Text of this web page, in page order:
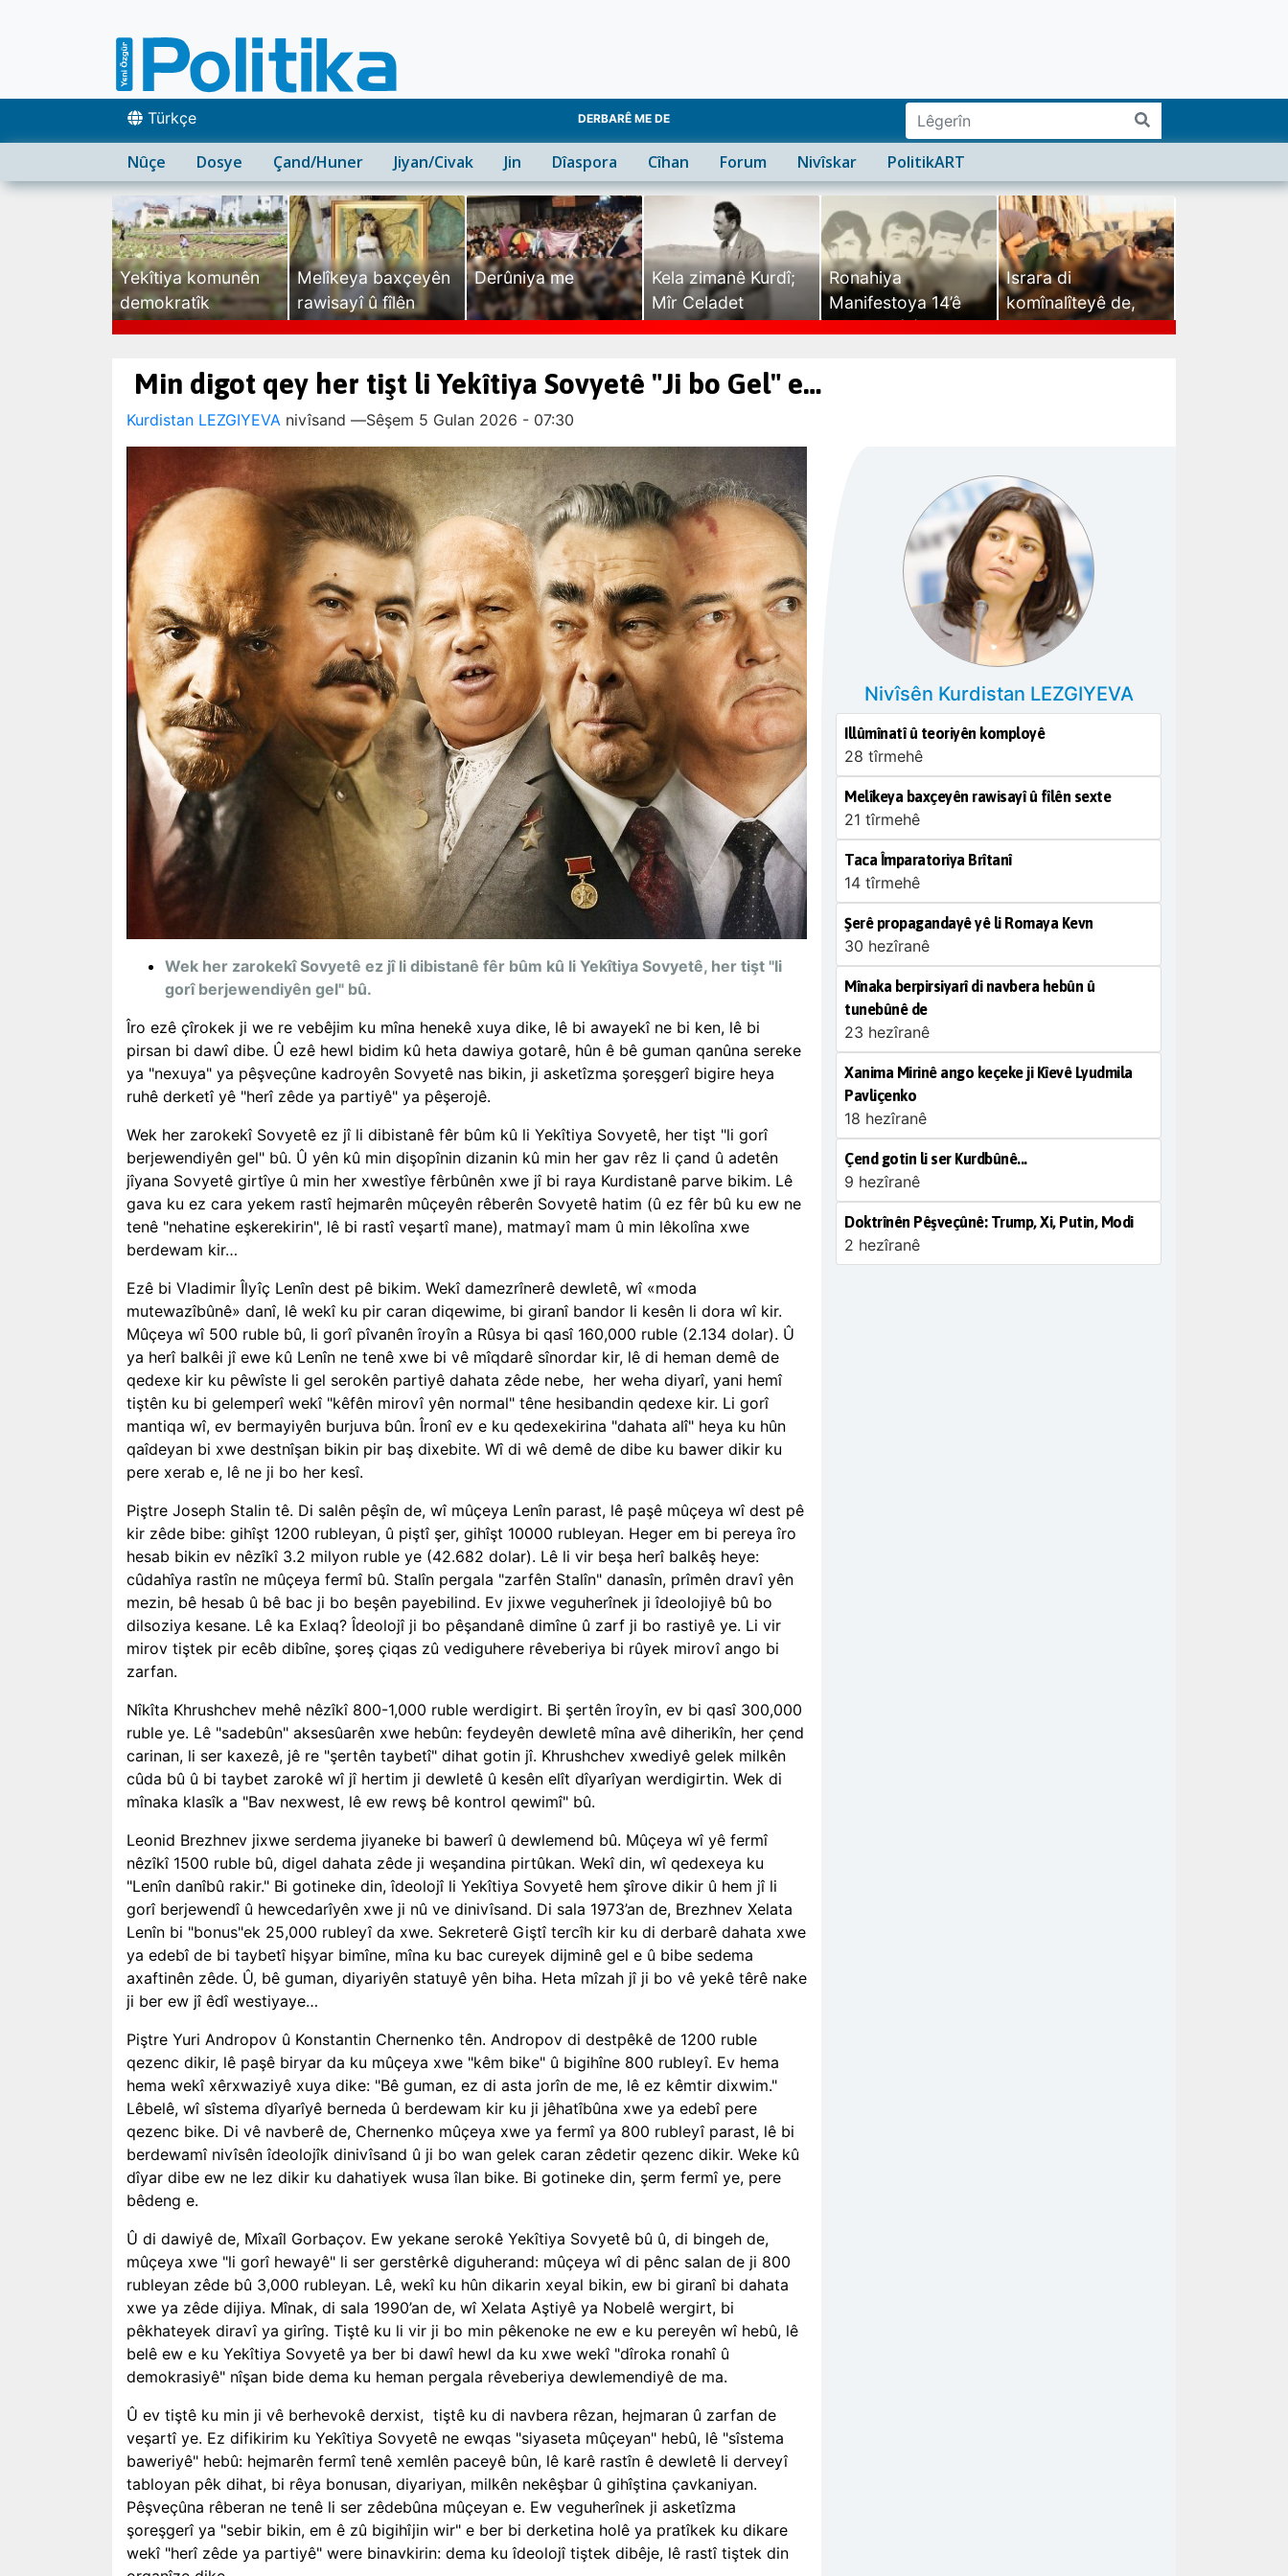
Türkçe DERBARÊ ME DE
Nûçe Dosye Çand/Huner Jiyan/Civak Jin Dîaspora Cîhan Forum Nivîskar PolitikART
Yekîtiya komunên
demokratîk
Melîkeya baxçeyên
rawisayî û fîlên
Derûniya me
Kela zimanê Kurdî;
Mîr Celadet
Ronahiya
Manifestoya 14’ê
Israra di
komînalîteyê de,
Min digot qey her tişt li Yekîtiya Sovyetê "Ji bo Gel" e…
Kurdistan LEZGIYEVA nivîsand —Sêşem 5 Gulan 2026 - 07:30
Wek her zarokekî Sovyetê ez jî li dibistanê fêr bûm kû li Yekîtiya Sovyetê, her tişt "li
gorî berjewendiyên gel" bû.
Îro ezê çîrokek ji we re vebêjim ku mîna henekê xuya dike, lê bi awayekî ne bi ken, lê bi
pirsan bi dawî dibe. Û ezê hewl bidim kû heta dawiya gotarê, hûn ê bê guman qanûna sereke
ya "nexuya" ya pêşveçûne kadroyên Sovyetê nas bikin, ji asketîzma şoreşgerî bigire heya
ruhê derketî yê "herî zêde ya partiyê" ya pêşerojê.
Wek her zarokekî Sovyetê ez jî li dibistanê fêr bûm kû li Yekîtiya Sovyetê, her tişt "li gorî
berjewendiyên gel" bû. Û yên kû min dişopînin dizanin kû min her gav rêz li çand û adetên
jîyana Sovyetê girtîye û min her xwestîye fêrbûnên xwe jî bi raya Kurdistanê parve bikim. Lê
gava ku ez cara yekem rastî hejmarên mûçeyên rêberên Sovyetê hatim (û ez fêr bû ku ew ne
tenê "nehatine eşkerekirin", lê bi rastî veşartî mane), matmayî mam û min lêkolîna xwe
berdewam kir…
Ezê bi Vladimir Îlyîç Lenîn dest pê bikim. Wekî damezrînerê dewletê, wî «moda
mutewazîbûnê» danî, lê wekî ku pir caran diqewime, bi giranî bandor li kesên li dora wî kir.
Mûçeya wî 500 ruble bû, li gorî pîvanên îroyîn a Rûsya bi qasî 160,000 ruble (2.134 dolar). Û
ya herî balkêi jî ewe kû Lenîn ne tenê xwe bi vê mîqdarê sînordar kir, lê di heman demê de
qedexe kir ku pêwîste li gel serokên partiyê dahata zêde nebe, her weha diyarî, yani hemî
tiştên ku bi gelemperî wekî "kêfên mirovî yên normal" têne hesibandin qedexe kir. Li gorî
mantiqa wî, ev bermayiyên burjuva bûn. Îronî ev e ku qedexekirina "dahata alî" heya ku hûn
qaîdeyan bi xwe destnîşan bikin pir baş dixebite. Wî di wê demê de dibe ku bawer dikir ku
pere xerab e, lê ne ji bo her kesî.
Piştre Joseph Stalin tê. Di salên pêşîn de, wî mûçeya Lenîn parast, lê paşê mûçeya wî dest pê
kir zêde bibe: gihîşt 1200 rubleyan, û piştî şer, gihîşt 10000 rubleyan. Heger em bi pereya îro
hesab bikin ev nêzîkî 3.2 milyon ruble ye (42.682 dolar). Lê li vir beşa herî balkêş heye:
cûdahîya rastîn ne mûçeya fermî bû. Stalîn pergala "zarfên Stalîn" danasîn, prîmên dravî yên
mezin, bê hesab û bê bac ji bo beşên payebilind. Ev jixwe veguherînek ji îdeolojiyê bû bo
dilsoziya kesane. Lê ka Exlaq? Îdeolojî ji bo pêşandanê dimîne û zarf ji bo rastiyê ye. Li vir
mirov tiştek pir ecêb dibîne, şoreş çiqas zû vediguhere rêveberiya bi rûyek mirovî ango bi
zarfan.
Nîkîta Khrushchev mehê nêzîkî 800-1,000 ruble werdigirt. Bi şertên îroyîn, ev bi qasî 300,000
ruble ye. Lê "sadebûn" aksesûarên xwe hebûn: feydeyên dewletê mîna avê diherikîn, her çend
carinan, li ser kaxezê, jê re "şertên taybetî" dihat gotin jî. Khrushchev xwediyê gelek milkên
cûda bû û bi taybet zarokê wî jî hertim ji dewletê û kesên elît dîyarîyan werdigirtin. Wek di
mînaka klasîk a "Bav nexwest, lê ew rewş bê kontrol qewimî" bû.
Leonid Brezhnev jixwe serdema jiyaneke bi bawerî û dewlemend bû. Mûçeya wî yê fermî
nêzîkî 1500 ruble bû, digel dahata zêde ji weşandina pirtûkan. Wekî din, wî qedexeya ku
"Lenîn danîbû rakir." Bi gotineke din, îdeolojî li Yekîtiya Sovyetê hem şîrove dikir û hem jî li
gorî berjewendî û hewcedarîyên xwe ji nû ve dinivîsand. Di sala 1973’an de, Brezhnev Xelata
Lenîn bi "bonus"ek 25,000 rubleyî da xwe. Sekreterê Giştî tercîh kir ku di derbarê dahata xwe
ya edebî de bi taybetî hişyar bimîne, mîna ku bac cureyek dijminê gel e û bibe sedema
axaftinên zêde. Û, bê guman, diyariyên statuyê yên biha. Heta mîzah jî ji bo vê yekê têrê nake
ji ber ew jî êdî westiyaye…
Piştre Yuri Andropov û Konstantin Chernenko tên. Andropov di destpêkê de 1200 ruble
qezenc dikir, lê paşê biryar da ku mûçeya xwe "kêm bike" û bigihîne 800 rubleyî. Ev hema
hema wekî xêrxwaziyê xuya dike: "Bê guman, ez di asta jorîn de me, lê ez kêmtir dixwim."
Lêbelê, wî sîstema dîyarîyê berneda û berdewam kir ku ji jêhatîbûna xwe ya edebî pere
qezenc bike. Di vê navberê de, Chernenko mûçeya xwe ya fermî ya 800 rubleyî parast, lê bi
berdewamî nivîsên îdeolojîk dinivîsand û ji bo wan gelek caran zêdetir qezenc dikir. Weke kû
dîyar dibe ew ne lez dikir ku dahatiyek wusa îlan bike. Bi gotineke din, şerm fermî ye, pere
bêdeng e.
Û di dawiyê de, Mîxaîl Gorbaçov. Ew yekane serokê Yekîtiya Sovyetê bû û, di bingeh de,
mûçeya xwe "li gorî hewayê" li ser gerstêrkê diguherand: mûçeya wî di pênc salan de ji 800
rubleyan zêde bû 3,000 rubleyan. Lê, wekî ku hûn dikarin xeyal bikin, ew bi giranî bi dahata
xwe ya zêde dijiya. Mînak, di sala 1990’an de, wî Xelata Aştiyê ya Nobelê wergirt, bi
pêkhateyek diravî ya girîng. Tiştê ku li vir ji bo min pêkenoke ne ew e ku pereyên wî hebû, lê
belê ew e ku Yekîtiya Sovyetê ya ber bi dawî hewl da ku xwe wekî "dîroka ronahî û
demokrasiyê" nîşan bide dema ku heman pergala rêveberiya dewlemendiyê de ma.
Û ev tiştê ku min ji vê berhevokê derxist, tiştê ku di navbera rêzan, hejmaran û zarfan de
veşartî ye. Ez difikirim ku Yekîtiya Sovyetê ne ewqas "siyaseta mûçeyan" hebû, lê "sîstema
baweriyê" hebû: hejmarên fermî tenê xemlên paceyê bûn, lê karê rastîn ê dewletê li derveyî
tabloyan pêk dihat, bi rêya bonusan, diyariyan, milkên nekêşbar û gihîştina çavkaniyan.
Pêşveçûna rêberan ne tenê li ser zêdebûna mûçeyan e. Ew veguherînek ji asketîzma
şoreşgerî ya "sebir bikin, em ê zû bigihîjin wir" e ber bi derketina holê ya pratîkek ku dikare
wekî "herî zêde ya partiyê" were binavkirin: dema ku îdeolojî tiştek dibêje, lê rastî tiştek din
Nivîsên Kurdistan LEZGIYEVA
Illûmînatî û teoriyên komployê
28 tîrmehê
Melîkeya baxçeyên rawisayî û fîlên sexte
21 tîrmehê
Taca Împaratoriya Brîtanî
14 tîrmehê
Şerê propagandayê yê li Romaya Kevn
30 hezîranê
Mînaka berpirsiyarî di navbera hebûn û
tunebûnê de
23 hezîranê
Xanima Mirinê ango keçeke ji Kîevê Lyudmila
Pavliçenko
18 hezîranê
Çend gotin li ser Kurdbûnê...
9 hezîranê
Doktrînên Pêşveçûnê: Trump, Xi, Putin, Modi
2 hezîranê